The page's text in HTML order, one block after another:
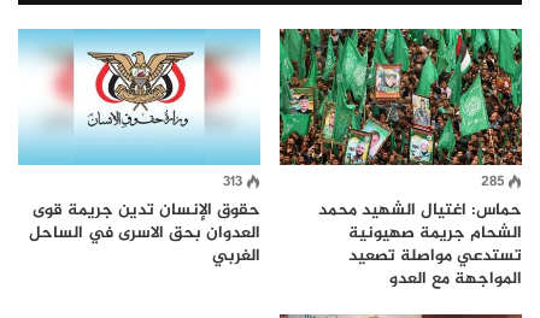
285
حماس: اغتيال الشهيد محمد
الشحام جريمة صهيونية
تستدعي مواصلة تصعيد
المواجهة مع العدو
313
حقوق الإنسان تدين جريمة قوى
العدوان بحق الاسرى في الساحل
الغربي